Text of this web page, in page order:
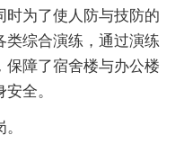
时为了使人防与技防的
类综合演练，通过演练
保障了宿舍楼与办公楼
全。